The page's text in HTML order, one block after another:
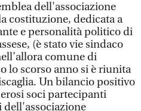
dell'associazione
costituzione, dedicata a
e personalità politico di
(è stato vie sindaco
comune di
lo scorso anno si è riunita
Un bilancio positivo
soci partecipanti
dell'associazione